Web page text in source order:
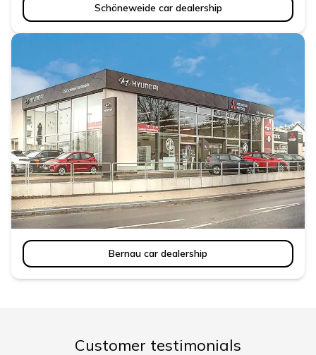
Schöneweide car dealership
Bernau car dealership
Customer testimonials